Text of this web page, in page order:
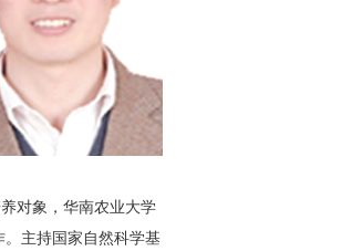
对象，华南农业大学
主持国家自然科学基